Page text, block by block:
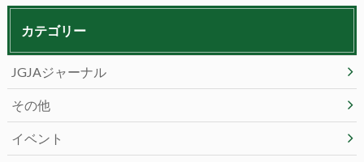
カテゴリー
JGJAジャーナル
その他
イベント